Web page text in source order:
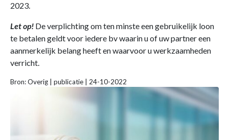
2023.
Let op! De verplichting om ten minste een gebruikelijk loon
te betalen geldt voor iedere bv waarin u of uw partner een
aanmerkelijk belang heeft en waarvoor u werkzaamheden
verricht.
Bron: Overig | publicatie | 24-10-2022